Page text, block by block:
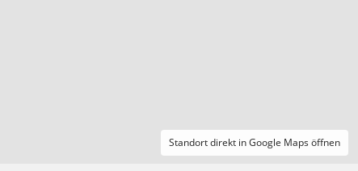
Standort direkt in Google Maps öffnen